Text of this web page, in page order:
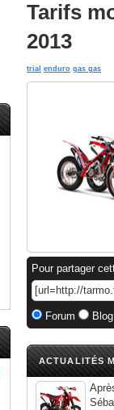
Tarifs
2013
trial enduro gas gas
Pour partager
Forum
ACTUALITÉS